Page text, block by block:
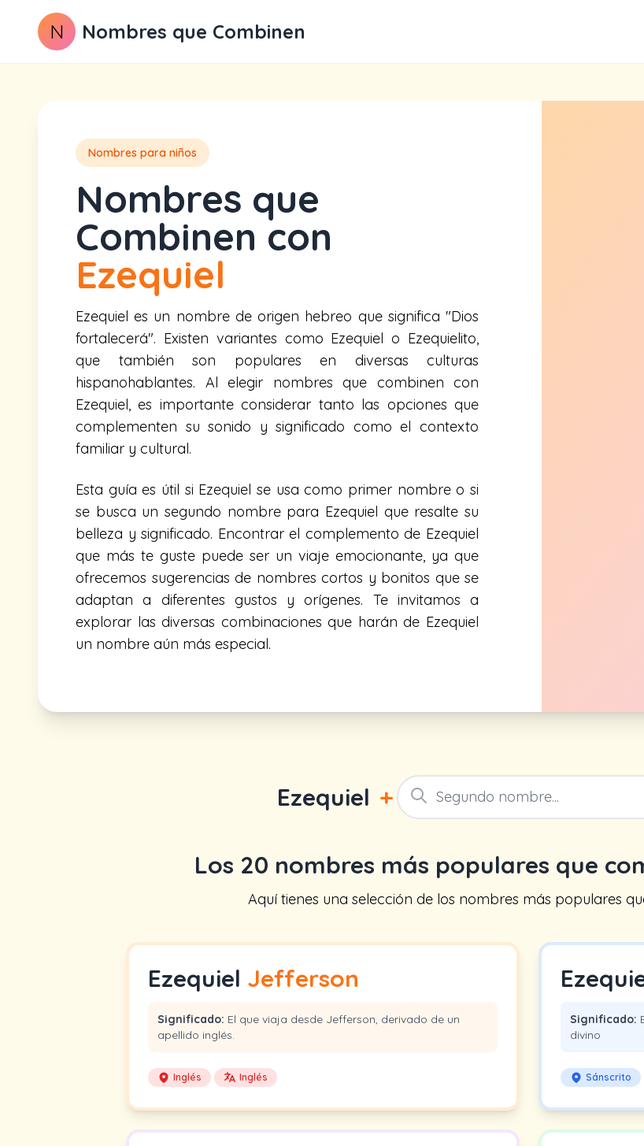
N Nombres que Combinen
Nombres para niños
Nombres que
Combinen con
Ezequiel
Ezequiel es un nombre de origen hebreo que significa "Dios
fortalecerá". Existen variantes como Ezequiel o Ezequielito,
que también son populares en diversas culturas
hispanohablantes. Al elegir nombres que combinen con
Ezequiel, es importante considerar tanto las opciones que
complementen su sonido y significado como el contexto
familiar y cultural.
Esta guía es útil si Ezequiel se usa como primer nombre o si
se busca un segundo nombre para Ezequiel que resalte su
belleza y significado. Encontrar el complemento de Ezequiel
que más te guste puede ser un viaje emocionante, ya que
ofrecemos sugerencias de nombres cortos y bonitos que se
adaptan a diferentes gustos y orígenes. Te invitamos a
explorar las diversas combinaciones que harán de Ezequiel
un nombre aún más especial.
Ezequiel +
Los 20 nombres más populares que
Aquí tienes una selección de los nombres más populares
Ezequiel Jefferson
Significado: El que viaja desde Jefferson, derivado de un
apellido inglés.
Inglés Inglés
Significado:
divino
Sánscrito